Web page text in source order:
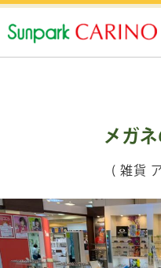
メガ
( 雑貨